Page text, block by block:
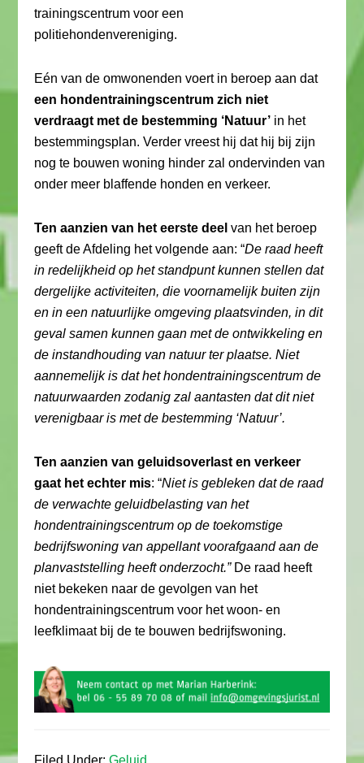
trainingscentrum voor een
politiehondenvereniging.
Eén van de omwonenden voert in beroep aan dat
een hondentrainingscentrum zich niet
verdraagt met de bestemming ‘Natuur’ in het
bestemmingsplan. Verder vreest hij dat hij bij zijn
nog te bouwen woning hinder zal ondervinden van
onder meer blaffende honden en verkeer.
Ten aanzien van het eerste deel van het beroep
geeft de Afdeling het volgende aan: “De raad heeft
in redelijkheid op het standpunt kunnen stellen dat
dergelijke activiteiten, die voornamelijk buiten zijn
en in een natuurlijke omgeving plaatsvinden, in dit
geval samen kunnen gaan met de ontwikkeling en
de instandhouding van natuur ter plaatse. Niet
aannemelijk is dat het hondentrainingscentrum de
natuurwaarden zodanig zal aantasten dat dit niet
verenigbaar is met de bestemming ‘Natuur’.
Ten aanzien van geluidsoverlast en verkeer
gaat het echter mis: “Niet is gebleken dat de raad
de verwachte geluidbelasting van het
hondentrainingscentrum op de toekomstige
bedrijfswoning van appellant voorafgaand aan de
planvaststelling heeft onderzocht.” De raad heeft
niet bekeken naar de gevolgen van het
hondentrainingscentrum voor het woon- en
leefklimaat bij de te bouwen bedrijfswoning.
Filed Under:Geluid